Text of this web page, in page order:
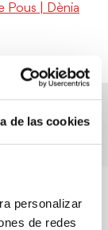
de las cookies
personalizar
de redes
Pous | Dènia